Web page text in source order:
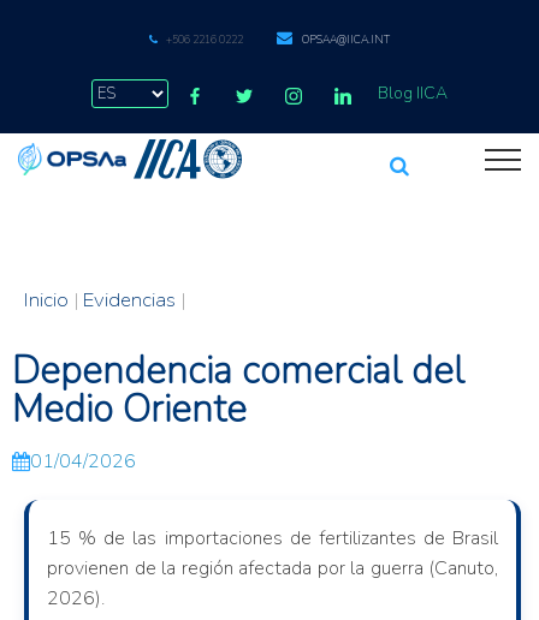
+506 2216 0222 OPSAA@IICA.INT
Blog IICA
Inicio | Evidencias |
Dependencia comercial del
Medio Oriente
01/04/2026
15 % de las importaciones de fertilizantes de Brasil
provienen de la región afectada por la guerra (Canuto,
2026).